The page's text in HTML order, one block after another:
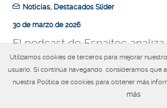
Noticias, Destacados Slider
30 de marzo de 2026
El podcast de Espaitec
Cabedo y Raül Sangròs la
plásticos al desarrollo
vinculados a su uso, reciclaje
Utilizamos cookies de terceros para mejorar
usuario. Si continúa navegando, consideramos que
nuestra Política de cookies para obtener más
más